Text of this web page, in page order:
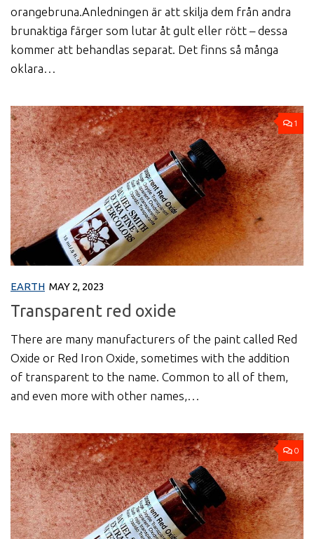
orangebruna.Anledningen är att skilja dem från andra
brunaktiga färger som lutar åt gult eller rött – dessa
kommer att behandlas separat. Det finns så många
oklara…
1
EARTH MAY 2, 2023
Transparent red oxide
There are many manufacturers of the paint called Red
Oxide or Red Iron Oxide, sometimes with the addition
of transparent to the name. Common to all of them,
and even more with other names,…
0